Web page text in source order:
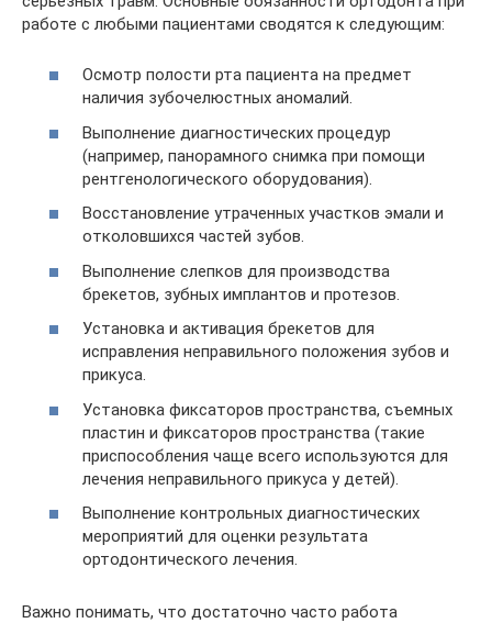
работе с любыми пациентами сводятся к следующим:
Осмотр полости рта пациента на предмет
наличия зубочелюстных аномалий.
Выполнение диагностических процедур
(например, панорамного снимка при помощи
рентгенологического оборудования).
Восстановление утраченных участков эмали и
отколовшихся частей зубов.
Выполнение слепков для производства
брекетов, зубных имплантов и протезов.
Установка и активация брекетов для
исправления неправильного положения зубов и
прикуса.
Установка фиксаторов пространства, съемных
пластин и фиксаторов пространства (такие
приспособления чаще всего используются для
лечения неправильного прикуса у детей).
Выполнение контрольных диагностических
мероприятий для оценки результата
ортодонтического лечения.
Важно понимать, что достаточно часто работа